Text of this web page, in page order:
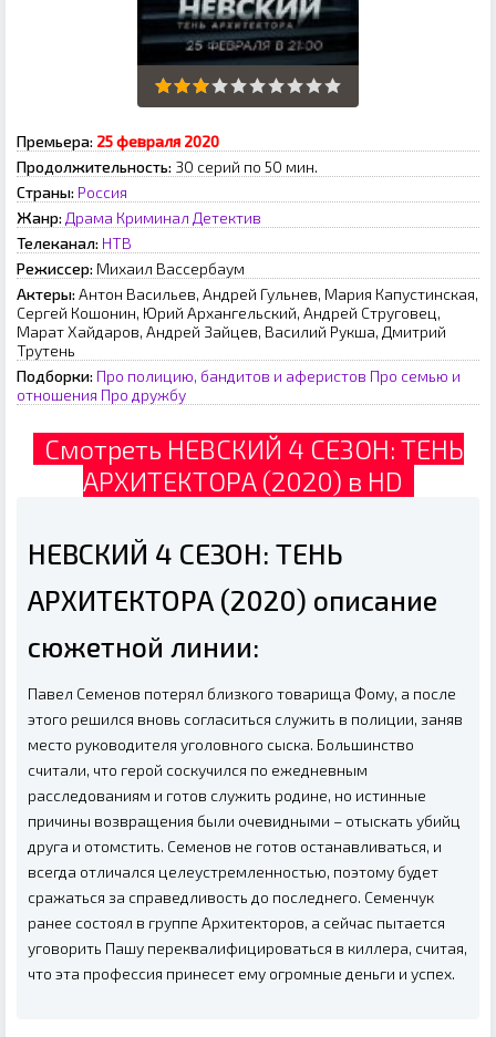
Премьера: 25 февраля 2020
Продолжительность: 30 серий по 50 мин.
Страны: Россия
Жанр: Драма Криминал Детектив
Телеканал: НТВ
Режиссер: Михаил Вассербаум
Актеры: Антон Васильев, Андрей Гульнев, Мария Капустинская,
Сергей Кошонин, Юрий Архангельский, Андрей Струговец,
Марат Хайдаров, Андрей Зайцев, Василий Рукша, Дмитрий
Трутень
Подборки: Про полицию, бандитов и аферистов Про семью и
отношения Про дружбу
Смотреть НЕВСКИЙ 4 СЕЗОН: ТЕНЬ
АРХИТЕКТОРА (2020) в HD
НЕВСКИЙ 4 СЕЗОН: ТЕНЬ
АРХИТЕКТОРА (2020) описание
сюжетной линии:
Павел Семенов потерял близкого товарища Фому, а после
этого решился вновь согласиться служить в полиции, заняв
место руководителя уголовного сыска. Большинство
считали, что герой соскучился по ежедневным
расследованиям и готов служить родине, но истинные
причины возвращения были очевидными – отыскать убийц
друга и отомстить. Семенов не готов останавливаться, и
всегда отличался целеустремленностью, поэтому будет
сражаться за справедливость до последнего. Семенчук
ранее состоял в группе Архитекторов, а сейчас пытается
уговорить Пашу переквалифицироваться в киллера, считая,
что эта профессия принесет ему огромные деньги и успех.